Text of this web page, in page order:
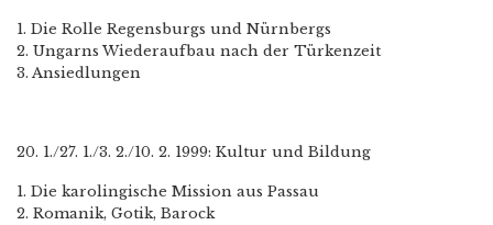
1. Die Rolle Regensburgs und Nürnbergs
2. Ungarns Wiederaufbau nach der Türkenzeit
3. Ansiedlungen
20. 1./27. 1./3. 2./10. 2. 1999: Kultur und Bildung
1. Die karolingische Mission aus Passau
2. Romanik, Gotik, Barock